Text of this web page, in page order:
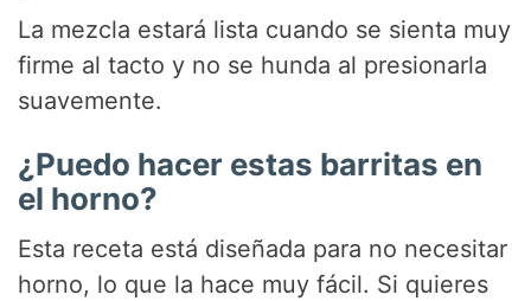
La mezcla estará lista cuando se sienta muy
firme al tacto y no se hunda al presionarla
suavemente.
¿Puedo hacer estas barritas en
el horno?
Esta receta está diseñada para no necesitar
horno, lo que la hace muy fácil. Si quieres